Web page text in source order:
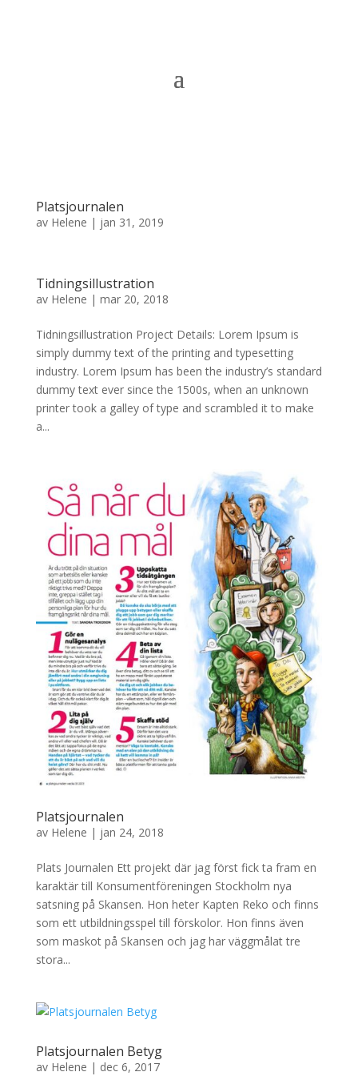
Platsjournalen
av Helene | jan 31, 2019
Tidningsillustration
av Helene | mar 20, 2018
Tidningsillustration Project Details: Lorem Ipsum is
simply dummy text of the printing and typesetting
industry. Lorem Ipsum has been the industry’s standard
dummy text ever since the 1500s, when an unknown
printer took a galley of type and scrambled it to make
a...
Platsjournalen
av Helene | jan 24, 2018
Plats Journalen Ett projekt där jag först fick ta fram en
karaktär till Konsumentföreningen Stockholm nya
satsning på Skansen. Hon heter Kapten Reko och finns
som ett utbildningsspel till förskolor. Hon finns även
som maskot på Skansen och jag har väggmålat tre
stora...
Platsjournalen Betyg
av Helene | dec 6, 2017